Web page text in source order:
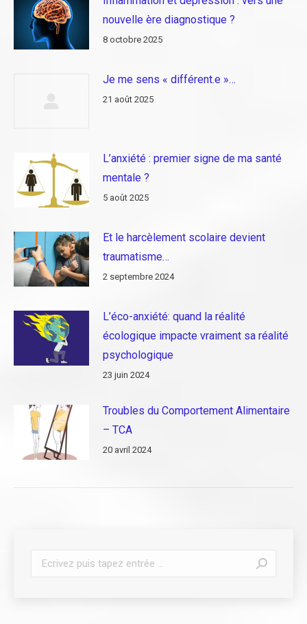
nouvelle ère diagnostique ?
8 octobre 2025
Je me sens « différent.e »…
21 août 2025
L’anxiété : premier signe de ma santé
mentale ?
5 août 2025
Et le harcèlement scolaire devient
traumatisme…
2 septembre 2024
L’éco-anxiété: quand la réalité
écologique impacte vraiment sa réalité
psychologique
23 juin 2024
Troubles du Comportement Alimentaire
– TCA
20 avril 2024
Recherche